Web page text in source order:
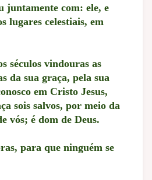
juntamente com: ele, e
lugares celestiais, em
séculos vindouras as
da sua graça, pela sua
em Cristo Jesus,
sois salvos, por meio da
vós; é dom de Deus.
para que ninguém se